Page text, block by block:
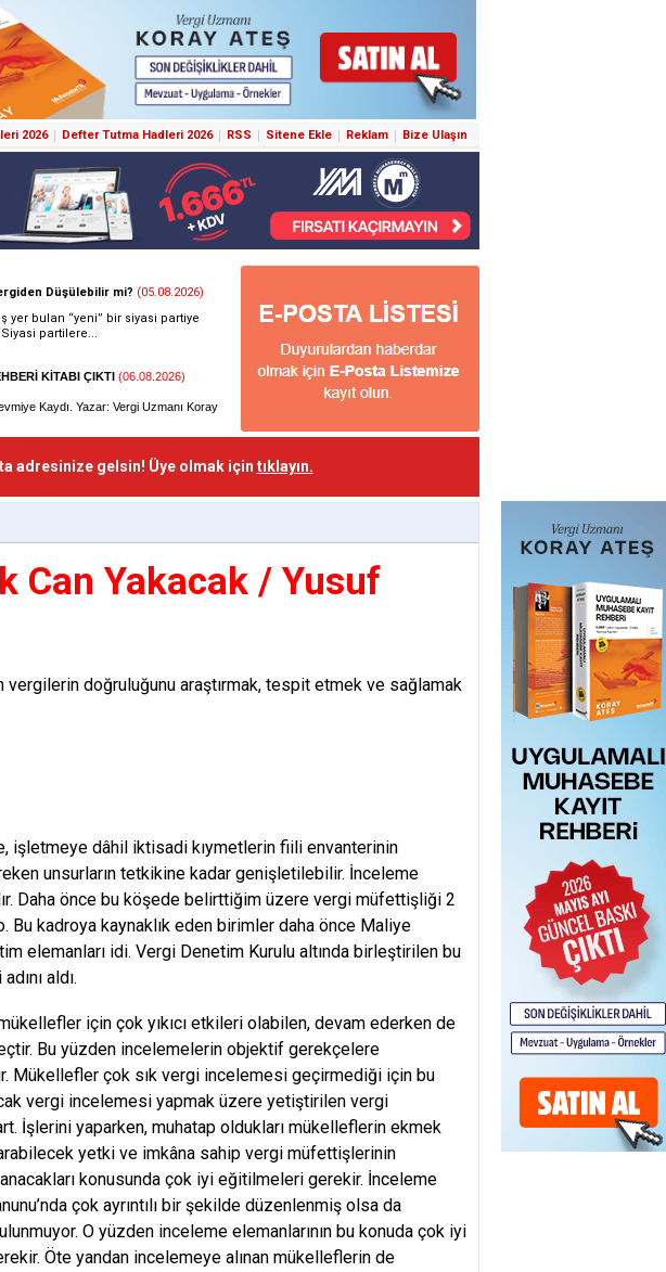
2026 Defter Tutma Hadleri 2026 RSS Sitene Ekle Reklam Bize Ulaşın
adresinize gelsin! Üye olmak için tıklayın.
Can Yakacak / Yusuf
doğruluğunu araştırmak, tespit etmek ve sağlamak
işletmeye dâhil iktisadi kıymetlerin fiili envanterinin
unsurların tetkikine kadar genişletilebilir. İnceleme
Daha önce bu köşede belirttiğim üzere vergi müfettişliği 2
Bu kadroya kaynaklık eden birimler daha önce Maliye
elemanları idi. Vergi Denetim Kurulu altında birleştirilen bu
aldı.
için çok yıkıcı etkileri olabilen, devam ederken de
Bu yüzden incelemelerin objektif gerekçelere
Mükellefler çok sık vergi incelemesi geçirmediği için bu
vergi incelemesi yapmak üzere yetiştirilen vergi
İşlerini yaparken, muhatap oldukları mükelleflerin ekmek
yetki ve imkâna sahip vergi müfettişlerinin
konusunda çok iyi eğitilmeleri gerekir. İnceleme
çok ayrıntılı bir şekilde düzenlenmiş olsa da
O yüzden inceleme elemanlarının bu konuda çok iyi
Öte yandan incelemeye alınan mükelleflerin de